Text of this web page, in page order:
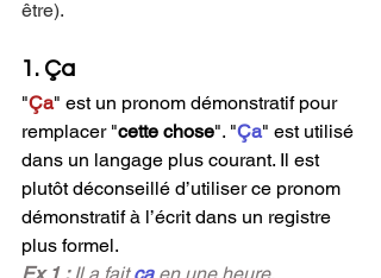
être).
1. Ça
"Ça" est un pronom démonstratif pour
remplacer "cette chose". "Ça" est utilisé
dans un langage plus courant. Il est
plutôt déconseillé d’utiliser ce pronom
démonstratif à l’écrit dans un registre
plus formel.